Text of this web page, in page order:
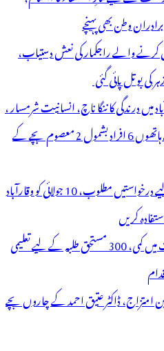
وطن بھی پہنچے
میں 6 ا فراد کا قتل کرنے والے راجکمار کی نعش دستیاب،
بوتل پائی گئی
میں درندگی کا ننگا ناچ، انسانیت شرمسار ،
پو کسو کیس کے ملزم راجکمار کے ہاتھوں 6 افراد بشمول 2 معصوم بچے کے
اپولو فارمیسی میں ملازمتوں کے لیے درخواستیں مطلوب، 10 جولائی کو وقارآباد
کریں
شادی کے غیر ضروری اخراجات میں کمی، 300 مستحق طلبہ کے لیے تعلیمی
امتزاج، ڈاکٹر عتیق احمد کے چاروں بچے